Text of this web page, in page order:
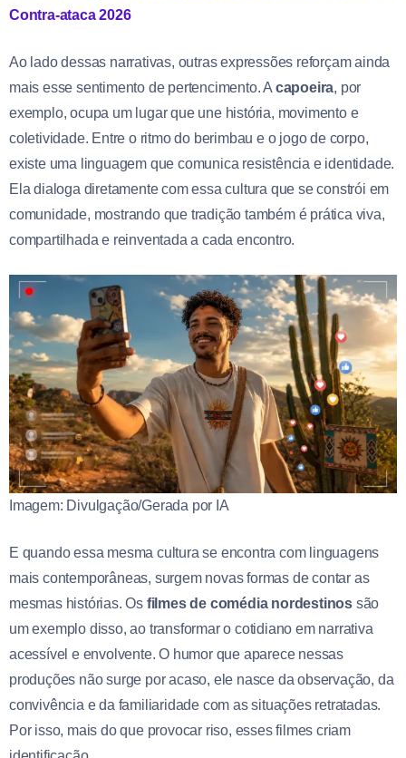
Contra-ataca 2026
Ao lado dessas narrativas, outras expressões reforçam ainda
mais esse sentimento de pertencimento. A capoeira, por
exemplo, ocupa um lugar que une história, movimento e
coletividade. Entre o ritmo do berimbau e o jogo de corpo,
existe uma linguagem que comunica resistência e identidade.
Ela dialoga diretamente com essa cultura que se constrói em
comunidade, mostrando que tradição também é prática viva,
compartilhada e reinventada a cada encontro.
Imagem: Divulgação/Gerada por IA
E quando essa mesma cultura se encontra com linguagens
mais contemporâneas, surgem novas formas de contar as
mesmas histórias. Os filmes de comédia nordestinos são
um exemplo disso, ao transformar o cotidiano em narrativa
acessível e envolvente. O humor que aparece nessas
produções não surge por acaso, ele nasce da observação, da
convivência e da familiaridade com as situações retratadas.
Por isso, mais do que provocar riso, esses filmes criam